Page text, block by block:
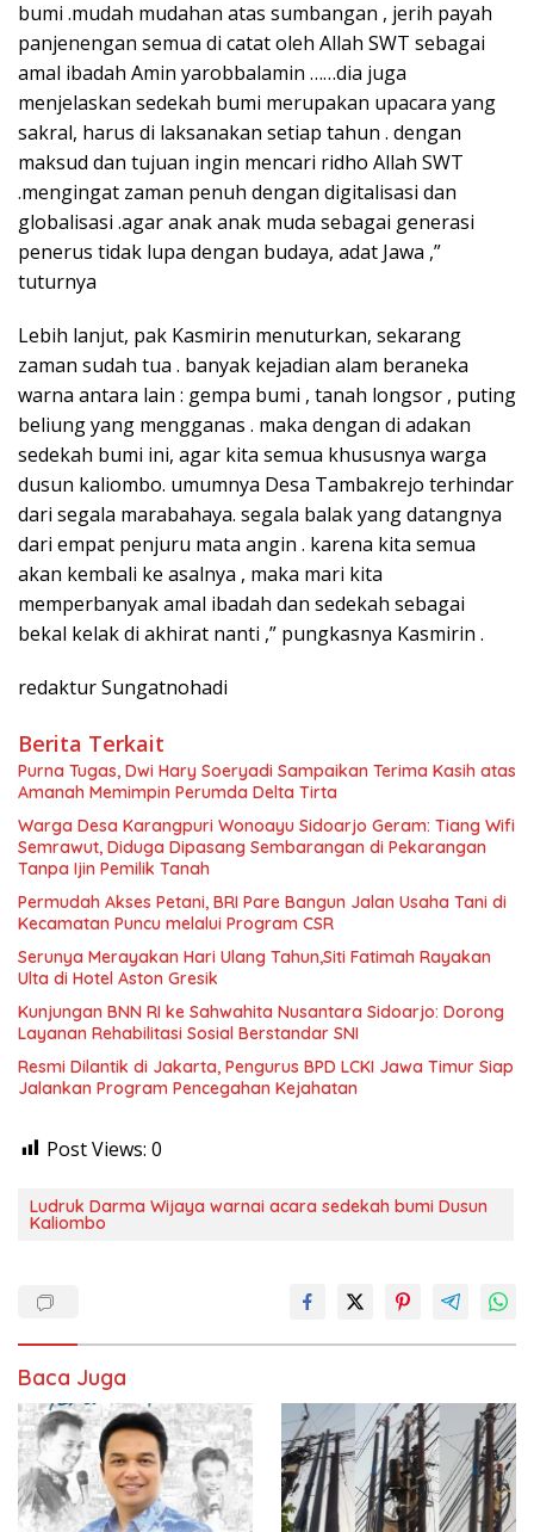
bumi .mudah mudahan atas sumbangan , jerih payah
panjenengan semua di catat oleh Allah SWT sebagai
amal ibadah Amin yarobbalamin ……dia juga
menjelaskan sedekah bumi merupakan upacara yang
sakral, harus di laksanakan setiap tahun . dengan
maksud dan tujuan ingin mencari ridho Allah SWT
.mengingat zaman penuh dengan digitalisasi dan
globalisasi .agar anak anak muda sebagai generasi
penerus tidak lupa dengan budaya, adat Jawa ,”
tuturnya
Lebih lanjut, pak Kasmirin menuturkan, sekarang
zaman sudah tua . banyak kejadian alam beraneka
warna antara lain : gempa bumi , tanah longsor , puting
beliung yang mengganas . maka dengan di adakan
sedekah bumi ini, agar kita semua khususnya warga
dusun kaliombo. umumnya Desa Tambakrejo terhindar
dari segala marabahaya. segala balak yang datangnya
dari empat penjuru mata angin . karena kita semua
akan kembali ke asalnya , maka mari kita
memperbanyak amal ibadah dan sedekah sebagai
bekal kelak di akhirat nanti ,” pungkasnya Kasmirin .
redaktur Sungatnohadi
Berita Terkait
Purna Tugas, Dwi Hary Soeryadi Sampaikan Terima Kasih atas
Warga Desa Karangpuri Wonoayu Sidoarjo Geram: Tiang Wifi
Semrawut, Diduga Dipasang Sembarangan di Pekarangan
Tanpa Ijin Pemilik Tanah
Permudah Akses Petani, BRI Pare Bangun Jalan Usaha Tani di
Kecamatan Puncu melalui Program CSR
Serunya Merayakan Hari Ulang Tahun,Siti Fatimah Rayakan
Ulta di Hotel Aston Gresik
Kunjungan BNN RI ke Sahwahita Nusantara Sidoarjo: Dorong
Layanan Rehabilitasi Sosial Berstandar SNI
Resmi Dilantik di Jakarta, Pengurus BPD LCKI Jawa Timur Siap
Jalankan Program Pencegahan Kejahatan
Post Views: 0
Ludruk Darma Wijaya warnai acara sedekah bumi Dusun
Kaliombo
Baca Juga